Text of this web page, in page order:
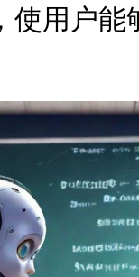
使用户能